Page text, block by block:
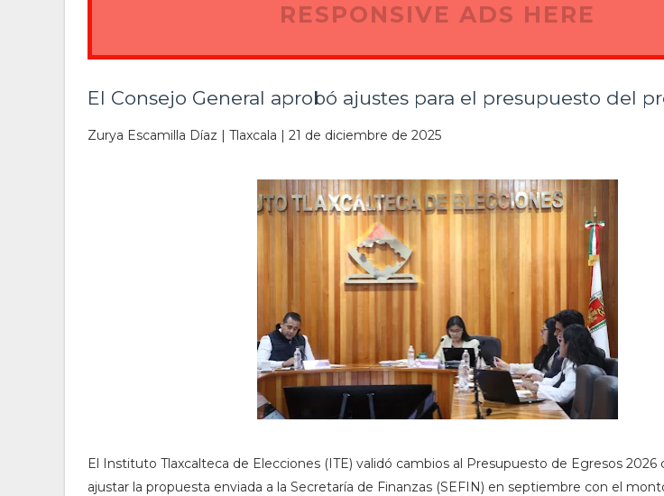
RESPONSIVE ADS HERE
El Consejo General aprobó ajustes para el presupuesto del
Zurya Escamilla Díaz | Tlaxcala | 21 de diciembre de 2025
El Instituto Tlaxcalteca de Elecciones (ITE) validó cambios al Presupuesto de Egresos 2026
ajustar la propuesta enviada a la Secretaría de Finanzas (SEFIN) en septiembre con el